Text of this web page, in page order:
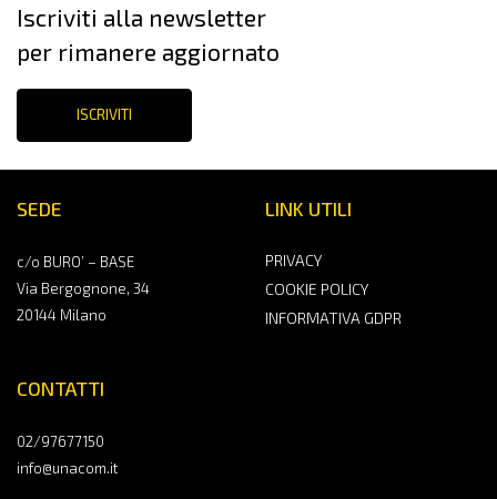
SEDE
c/o BURO’ – BASE
Via Bergognone, 34
20144 Milano
CONTATTI
02/97677150
info@unacom.it
LINK UTILI
PRIVACY
COOKIE POLICY
INFORMATIVA GDPR
Iscriviti alla newsletter
per rimanere aggiornato
ISCRIVITI